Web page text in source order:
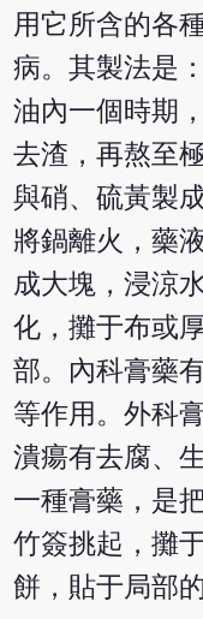
用它所含的各
病。其製法是
油內一個時期
去渣，再熬至
與硝、硫黃製
將鍋離火，藥
成大塊，浸涼
化，攤于布或
部。內科膏藥
等作用。外科
潰瘍有去腐、
一種膏藥，是
竹簽挑起，攤
餅，貼于局部的